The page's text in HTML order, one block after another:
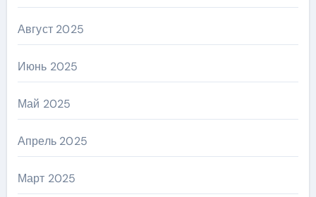
Август 2025
Июнь 2025
Май 2025
Апрель 2025
Март 2025